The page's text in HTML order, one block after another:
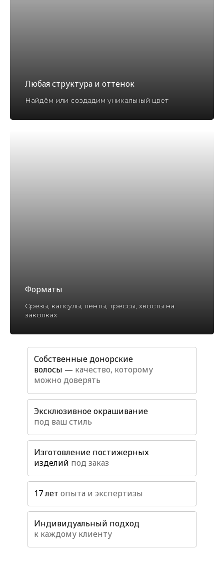
Любая структура и оттенок
Найдём или создадим уникальный цвет
Форматы
Срезы, капсулы, ленты, трессы, хвосты на
заколках
Индивидуальный подход
к каждому клиенту
17 лет опыта и экспертизы
Собственные донорские
волосы — качество, которому
можно доверять
Изготовление постижерных
изделий под заказ
Эксклюзивное окрашивание
под ваш стиль